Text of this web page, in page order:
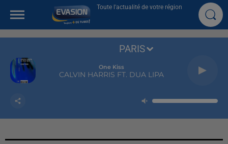
Toute l'actualité de votre région
One Kiss
CALVIN HARRIS FT. DUA LIPA
PARIS